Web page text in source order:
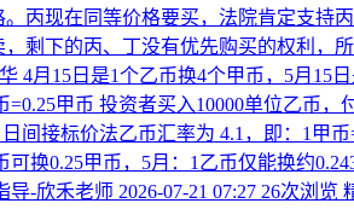
丙现在同等价格要买，法院肯定支持
剩下的丙、丁没有优先购买的权利，
4月15日是1个乙币换4个甲币，5月15
=0.25甲币 投资者买入10000单位乙币
间接标价法乙币汇率为 4.1，即：1甲
换0.25甲币，5月：1乙币仅能换约
导-欣禾老师 2026-07-21 07:27 26次浏览